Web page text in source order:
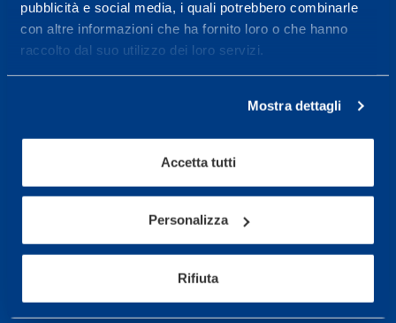
pubblicità e social media, i quali potrebbero combinarle
con altre informazioni che ha fornito loro o che hanno
raccolto dal suo utilizzo dei loro servizi.
Mostra dettagli
Accetta tutti
Personalizza
Rifiuta
performance and well-
being.
Sport